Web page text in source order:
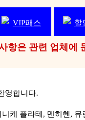
VIP패스 할
항은 관련 업체에
영합니다.
케 플라테, 멘히헨, 뮤